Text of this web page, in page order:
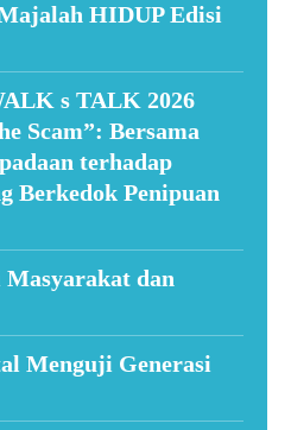
HIDUP Edisi
s TALK 2026
Scam”: Bersama
terhadap
Berkedok Penipuan
Masyarakat dan
Menguji Generasi